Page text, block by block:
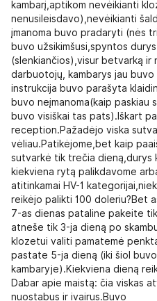
kambarį,aptikom nevėikianti
nenusileisdavo),nevėikianti
įmanoma buvo pradaryti (nės
buvo užsikimšusi,spyntos
(slenkiančios),visur betvarką ir
darbuotojų, kambarys jau
instrukcija buvo parašyta
buvo neįmanoma(kaip paskiau
buvo visiškai tas pats).Iškart
reception.Pažadėjo viska
vėliau.Patikėjome,bet kaip
sutvarkė tik trečia
kiekviena rytą palikdavome
atitinkamai HV-1
reikėjo palikti 100 doleriu?Bet
7-as dienas pataline pakeite
atneše tik 3-ja dieną po
klozetui valiti pamatemė
pastate 5-ja dieną (iki šiol
kambaryje).Kiekviena dieną
Dabar apie maistą: čia viskas
nuostabus ir ivairus.Buvo